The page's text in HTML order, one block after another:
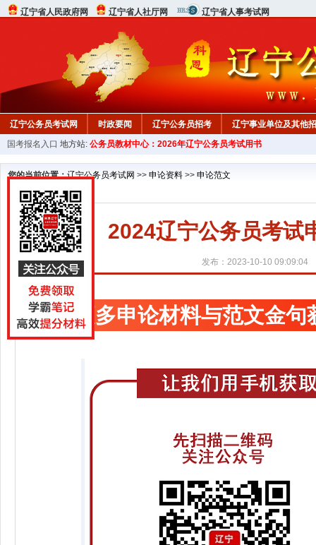
辽宁省人民政府网 辽宁省人社厅网 辽宁省人事考试网
辽宁公务员考试网 时政要闻 辽宁公务员招考 辽宁事业单位及其他
在线咨询 教材中心
国考报名入口 地方站: 公务员教材中心：2026年辽宁公务员考试用书
您的当前位置：辽宁公务员考试网 >> 申论资料 >> 申论范文
2024辽宁公务员考试
发布：2023-10-10 09:09:04
更多申论材料与范文金句